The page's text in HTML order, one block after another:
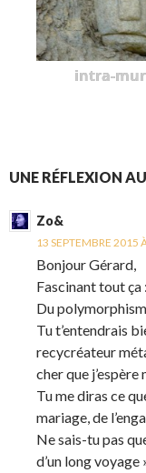
intra-
UNE RÉFLEXION
Zo&
13 SEPTEMBRE 2015
Bonjour Gérard,
Fascinant tout ça
Du
Tu t’entendrais
recycréateur
cher que j’espère
Tu me diras ce
mariage, de
Ne sais-tu pas
d’un long voyage